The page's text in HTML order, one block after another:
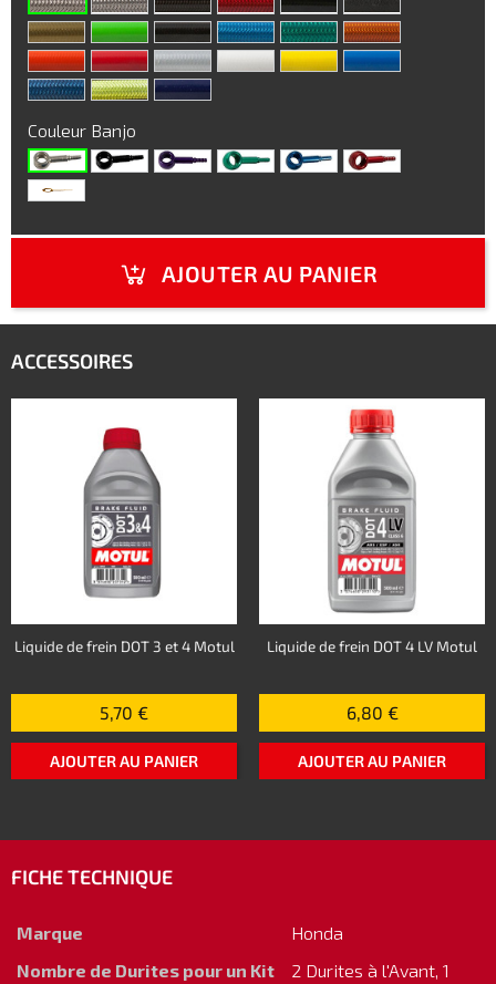
Couleur Banjo
AJOUTER AU PANIER
ACCESSOIRES
Liquide de frein DOT 3 et 4 Motul
5,70 €
AJOUTER AU PANIER
Liquide de frein DOT 4 LV Motul
6,80 €
AJOUTER AU PANIER
FICHE TECHNIQUE
Marque
Honda
Nombre de Durites pour un Kit
2 Durites à l'Avant, 1